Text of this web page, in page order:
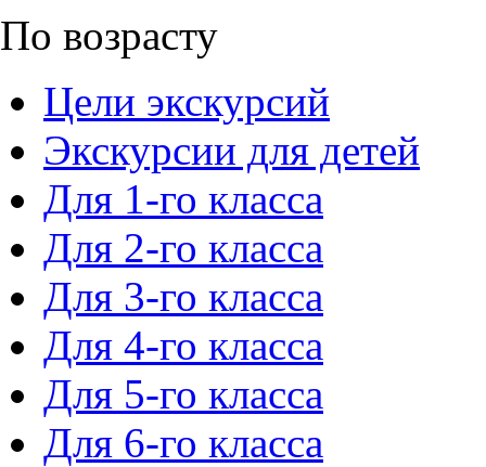
По возрасту
Цели экскурсий
Экскурсии для детей
Для 1-го класса
Для 2-го класса
Для 3-го класса
Для 4-го класса
Для 5-го класса
Для 6-го класса